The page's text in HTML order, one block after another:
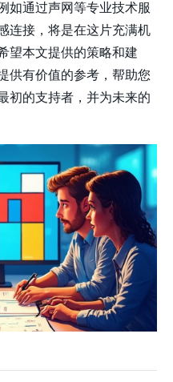
如通过声网等专业技术服
连接，将是在这片充满机
望本文提供的策略和建
供有价值的参考，帮助您
初的支持者，并为未来的